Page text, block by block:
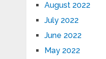
August 2022
July 2022
June 2022
May 2022